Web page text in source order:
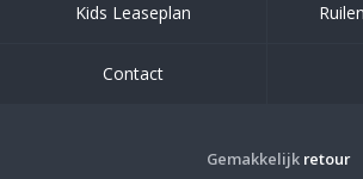
Kids Leaseplan
Contact
Gemakkelijk retour